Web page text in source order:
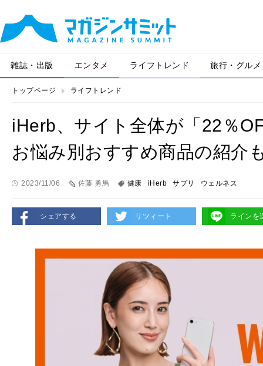
雑誌・出版 エンタメ ライフトレンド 旅行・グルメ
トップページ ライフトレンド
iHerb、サイト全体が「22％
お悩み別おすすめ商品の紹介
2023/11/06 佐藤 勇馬 健康 iHerb サプリ ウェルネス
シェアする リツィート ラインを